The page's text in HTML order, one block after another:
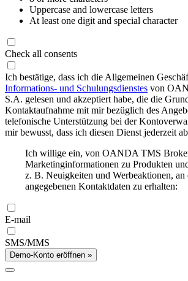
Uppercase and lowercase letters
At least one digit and special character
Check all consents
Ich bestätige, dass ich die Allgemeinen
Informations- und Schulungsdienstes von
S.A. gelesen und akzeptiert habe, die die
Kontaktaufnahme mit mir bezüglich des
telefonische Unterstützung bei der
mir bewusst, dass ich diesen Dienst jederzeit
Ich willige ein, von OANDA TMS
Marketinginformationen zu Produkten
z. B. Neuigkeiten und Werbeaktionen,
angegebenen Kontaktdaten zu erhalten:
E-mail
SMS/MMS
Demo-Konto eröffnen »